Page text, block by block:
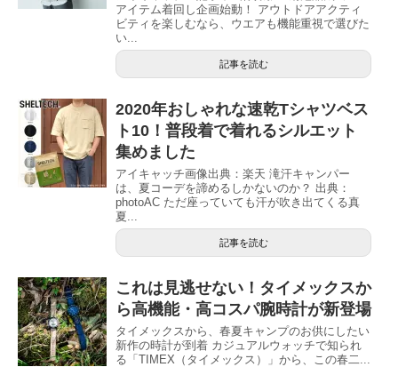
アイテム着回し企画始動！ アウトドアアクティ
ビティを楽しむなら、ウエアも機能重視で選びた
い...
記事を読む
2020年おしゃれな速乾Tシャツベス
ト10！普段着で着れるシルエット
集めました
アイキャッチ画像出典：楽天 滝汗キャンパー
は、夏コーデを諦めるしかないのか？ 出典：
photoAC ただ座っていても汗が吹き出てくる真
夏...
記事を読む
これは見逃せない！タイメックスか
ら高機能・高コスパ腕時計が新登場
タイメックスから、春夏キャンプのお供にしたい
新作の時計が到着 カジュアルウォッチで知られ
る「TIMEX（タイメックス）」から、この春二...